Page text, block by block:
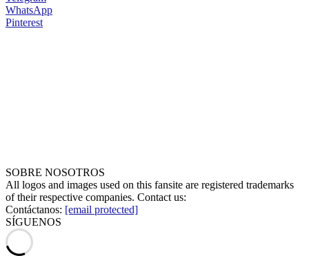
WhatsApp
Pinterest
SOBRE NOSOTROS
All logos and images used on this fansite are registered trademarks
of their respective companies. Contact us:
Contáctanos: [email protected]
SÍGUENOS